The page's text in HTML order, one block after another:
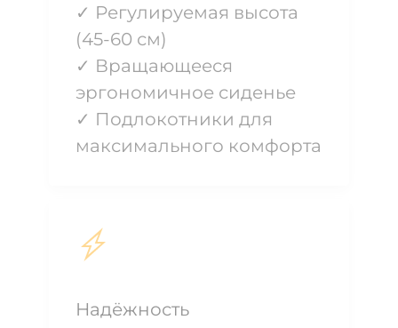
✓ Регулируемая высота
(45-60 см)
✓ Вращающееся
эргономичное сиденье
✓ Подлокотники для
максимального комфорта
Надёжность